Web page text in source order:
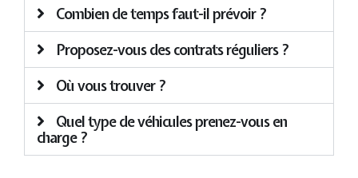
Combien de temps faut-il prévoir ?
Proposez-vous des contrats réguliers ?
Où vous trouver ?
Quel type de véhicules prenez-vous en
charge ?